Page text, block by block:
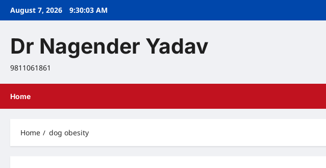
SkipAugust 7, 2026 9:30:03 AM
Dr Nagender Yadav
9811061861
Home
Home dog obesity